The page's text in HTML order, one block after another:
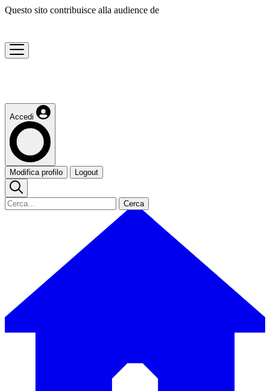
Questo sito contribuisce alla audience de
Accedi
Modifica profilo Logout
Cerca